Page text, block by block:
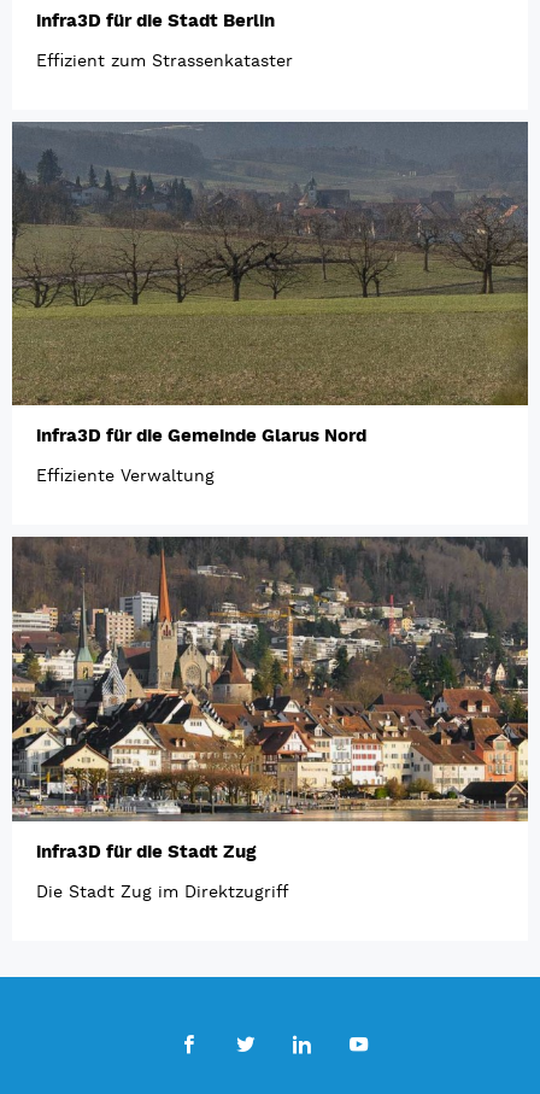
infra3D für die Stadt Berlin
Effizient zum Strassenkataster
infra3D für die Gemeinde Glarus Nord
Effiziente Verwaltung
infra3D für die Stadt Zug
Die Stadt Zug im Direktzugriff